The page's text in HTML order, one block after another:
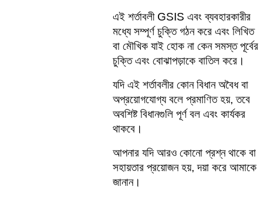
এই শর্তাবলী GSIS এবং ব্যবহারকারীর
মধ্যে সম্পূর্ণ চুক্তি গঠন করে এবং লিখিত
বা মৌখিক যাই হোক না কেন সমস্ত পূর্বের
চুক্তি এবং বোঝাপড়াকে বাতিল করে।
যদি এই শর্তাবলীর কোন বিধান অবৈধ বা
অপ্রয়োগযোগ্য বলে প্রমাণিত হয়, তবে
অবশিষ্ট বিধানগুলি পূর্ণ বল এবং কার্যকর
থাকবে।
আপনার যদি আরও কোনো প্রশ্ন থাকে বা
সহায়তার প্রয়োজন হয়, দয়া করে আমাকে
জানান।